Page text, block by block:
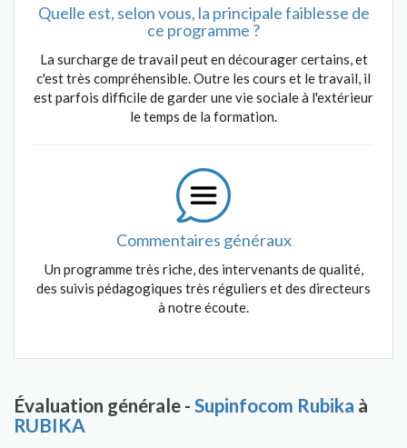
Quelle est, selon vous, la principale faiblesse de
ce programme ?
La surcharge de travail peut en décourager certains, et
c'est très compréhensible. Outre les cours et le travail, il
est parfois difficile de garder une vie sociale à l'extérieur
le temps de la formation.
Commentaires généraux
Un programme très riche, des intervenants de qualité,
des suivis pédagogiques très réguliers et des directeurs
à notre écoute.
Évaluation générale - Supinfocom Rubika à
RUBIKA